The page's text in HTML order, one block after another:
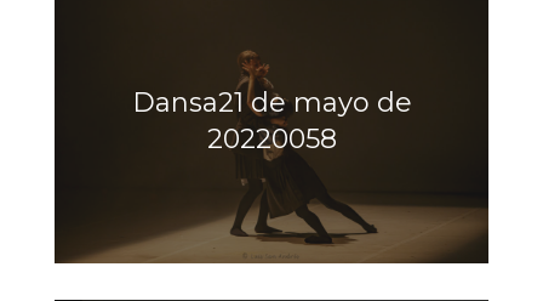
Dansa21 de mayo de
20220058